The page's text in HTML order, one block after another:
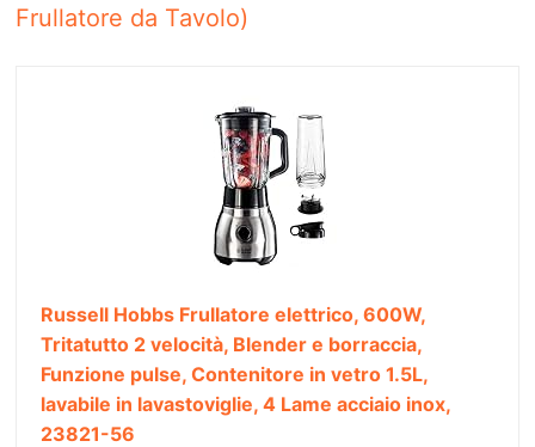
Frullatore da Tavolo)
Russell Hobbs Frullatore elettrico, 600W,
Tritatutto 2 velocità, Blender e borraccia,
Funzione pulse, Contenitore in vetro 1.5L,
lavabile in lavastoviglie, 4 Lame acciaio inox,
23821-56